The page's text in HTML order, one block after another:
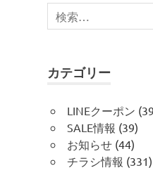
カテゴリー
LINEクーポン
SALE情報 (39)
お知らせ (44)
チラシ情報 (331)